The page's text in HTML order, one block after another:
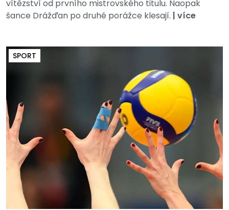
vítězství od prvního mistrovského titulu. Naopak
šance Drážďan po druhé porážce klesají. | více
SPORT